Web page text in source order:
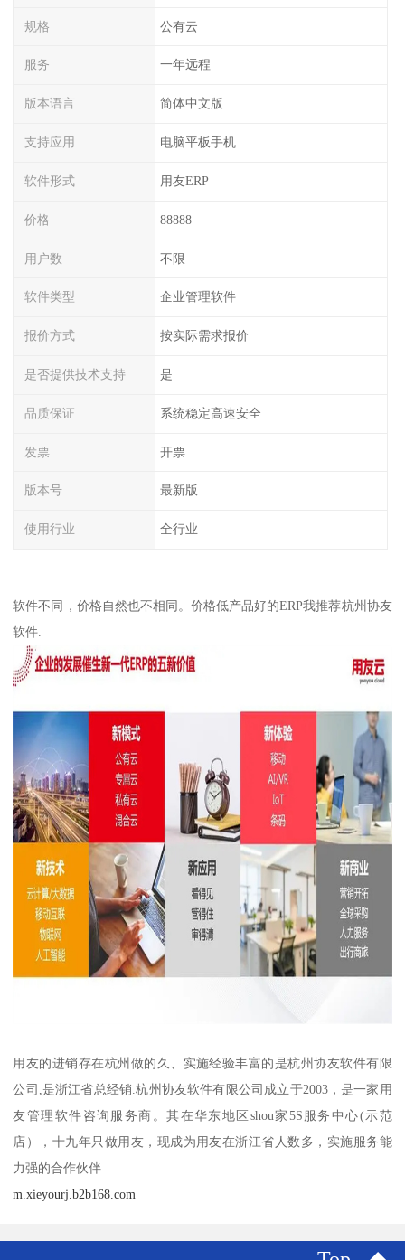
规格 公有云
服务 一年远程
版本语言 简体中文版
支持应用 电脑平板手机
软件形式 用友ERP
价格 88888
用户数 不限
软件类型 企业管理软件
报价方式 按实际需求报价
是否提供技术支持 是
品质保证 系统稳定高速安全
发票 开票
版本号 最新版
使用行业 全行业
软件不同，价格自然也不相同。价格低产品好的ERP我推荐杭州协友
软件.
用友的进销存在杭州做的久、实施经验丰富的是杭州协友软件有限
公司,是浙江省总经销.杭州协友软件有限公司成立于2003，是一家用
友管理软件咨询服务商。其在华东地区shou家5S服务中心(示范
店），十九年只做用友，现成为用友在浙江省人数多，实施服务能
力强的合作伙伴
m.xieyourj.b2b168.com